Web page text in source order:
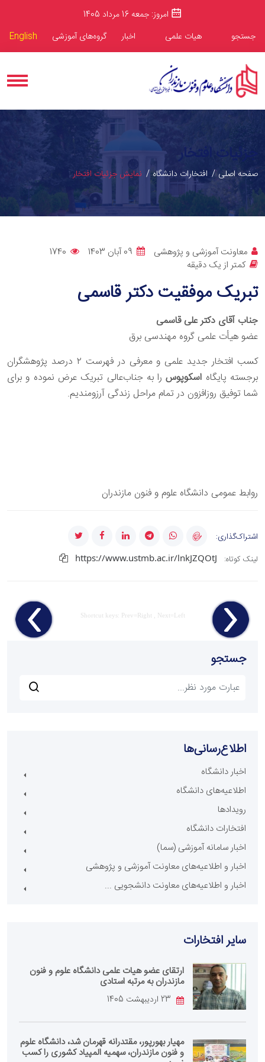
امروز: جمعه 16 مرداد 1405
جستجو
هیات علمی اخبار گروه‌های آموزشی English
جزئیات افتخار
صفحه اصلی افتخارات دانشگاه نمایش جزئیات افتخار
معاونت آموزشی و پژوهشی 09 آبان 1403
1740
کمتر از یک دقیقه
تبریک موفقیت دکتر قاسمی
جناب آقای دکتر علی قاسمی
عضو هیأت علمی گروه مهندسی برق
کسب افتخار جدید علمی و معرفی در فهرست ۲ درصد پژوهشگران
برجسته پایگاه اسکوپوسرا به جناب‌عالی تبریک عرض نموده و برای
شما توفیق روزافزون در تمام مراحل زندگی آرزومندیم.
روابط عمومی دانشگاه علوم و فنون مازندران
اشتراک‌گذاری:
لینک کوتاه:
https://www.ustmb.ac.ir/lnkJZQOtJ
Shortcut keys: Prev=Right , Next=Left
جستجو
اطلاع‌رسانی‌ها
اخبار دانشگاه
اطلاعیه‌های دانشگاه
رویدادها
افتخارات دانشگاه
اخبار سامانه آموزشی (سما)
اخبار و اطلاعیه‌های معاونت آموزشی و پژوهشی
اخبار و اطلاعیه‌های معاونت دانشجویی ...
سایر افتخار‌ات
ارتقای عضو هیات علمی دانشگاه علوم و فنون
مازندران به مرتبه استادی
مهیار بهورپور، مقتدرانه قهرمان شد، دانشگاه علوم
و فنون مازندران، سهمیه المپیاد کشوری را کسب